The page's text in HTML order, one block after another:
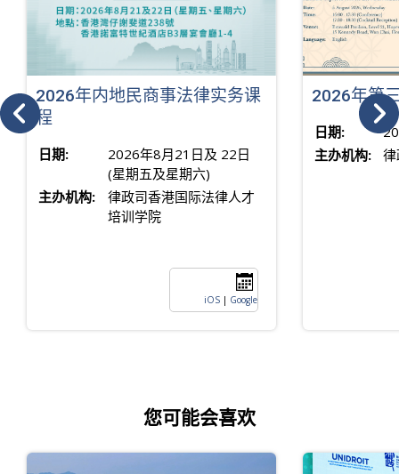
2026年内地民商事法律实务课
程
日期:
2026年8月21日及 22日
(星期五及星期六)
主办机构:
律政司香港国际法律人才
培训学院
iOS | Google
2026年第
日期:
主办机构:
您可能会喜欢